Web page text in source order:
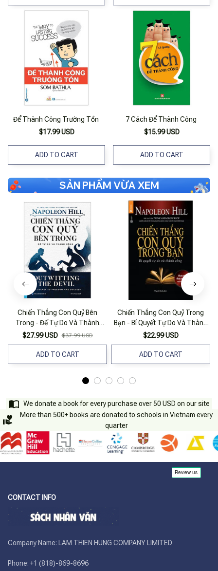
Để Thành Công Trường Tồn
$17.99 USD
ADD TO CART
7 Cách Để Thành Công
$15.99 USD
ADD TO CART
SẢN PHẨM VỪA XEM
Chiến Thắng Con Quỷ Bên
Trong - Để Tự Do Và Thành
Công
$27.99 USD $37.99 USD
ADD TO CART
Chiến Thắng Con Quỷ Trong
Bạn - Bí Quyết Tự Do Và Thành
Công (Tái Bản)
$22.99 USD
ADD TO CART
We donate a book for every purchase over 50 USD on our site
More than 500+ books are donated to schools in Vietnam every
quarter
CONTACT INFO
Company Name: LAM THIEN HUNG COMPANY LIMITED
Phone: +1 (818)-869-8696